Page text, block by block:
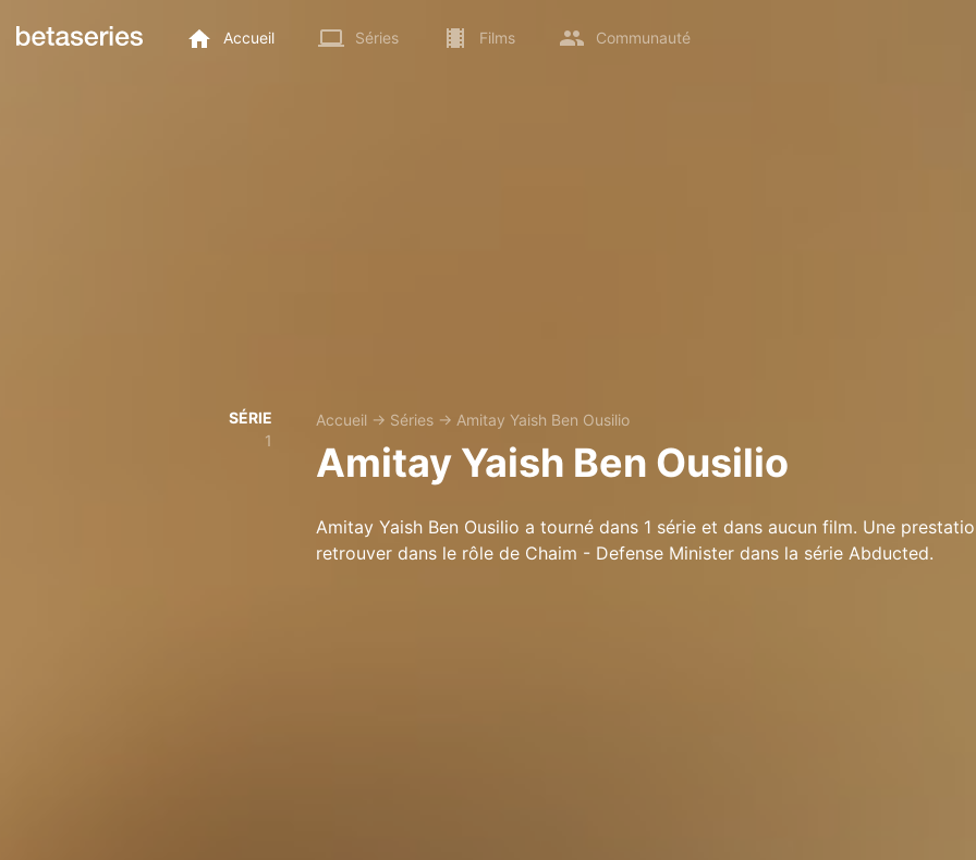
Accueil Séries Films Communauté
SÉRIE
1
Accueil → Séries → Amitay Yaish Ben Ousilio
Amitay Yaish Ben Ousilio
Amitay Yaish Ben Ousilio a tourné dans 1 série et dans aucun film. Une
retrouver dans le rôle de Chaim - Defense Minister dans la série Abducted.